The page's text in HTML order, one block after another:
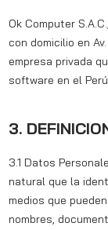
Ok Computer
con domicilio en
empresa privada
software en el
3.
3.1 Datos
natural que la
medios que
nombres,